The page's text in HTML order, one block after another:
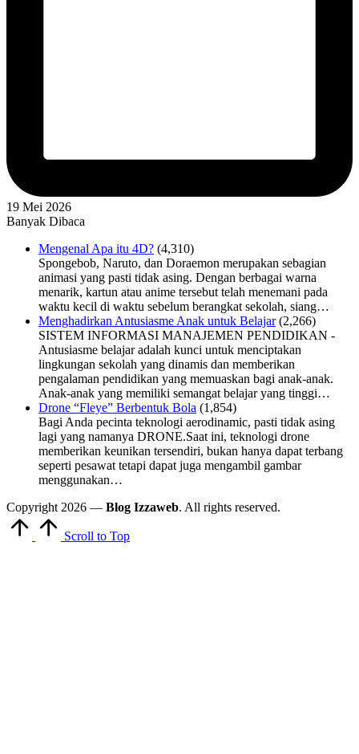
19 Mei 2026
Banyak Dibaca
Mengenal Apa itu 4D? (4,310)
Spongebob, Naruto, dan Doraemon merupakan sebagian
animasi yang pasti tidak asing. Dengan berbagai warna
menarik, kartun atau anime tersebut telah menemani pada
waktu kecil di waktu sebelum berangkat sekolah, siang…
Menghadirkan Antusiasme Anak untuk Belajar (2,266)
SISTEM INFORMASI MANAJEMEN PENDIDIKAN -
Antusiasme belajar adalah kunci untuk menciptakan
lingkungan sekolah yang dinamis dan memberikan
pengalaman pendidikan yang memuaskan bagi anak-anak.
Anak-anak yang memiliki semangat belajar yang tinggi…
Drone “Fleye” Berbentuk Bola (1,854)
Bagi Anda pecinta teknologi aerodinamic, pasti tidak asing
lagi yang namanya DRONE.Saat ini, teknologi drone
memberikan keunikan tersendiri, bukan hanya dapat terbang
seperti pesawat tetapi dapat juga mengambil gambar
menggunakan…
Copyright 2026 — Blog Izzaweb. All rights reserved.
Scroll to Top